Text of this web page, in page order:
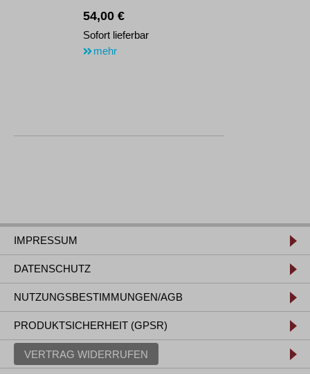
54,00 €
Sofort lieferbar
mehr
IMPRESSUM
DATENSCHUTZ
NUTZUNGSBESTIMMUNGEN/AGB
PRODUKTSICHERHEIT (GPSR)
VERTRAG WIDERRUFEN